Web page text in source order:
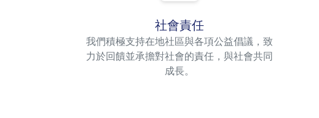
社會責任
我們積極支持在地社區與各項公益倡議，致
力於回饋並承擔對社會的責任，與社會共同
成長。